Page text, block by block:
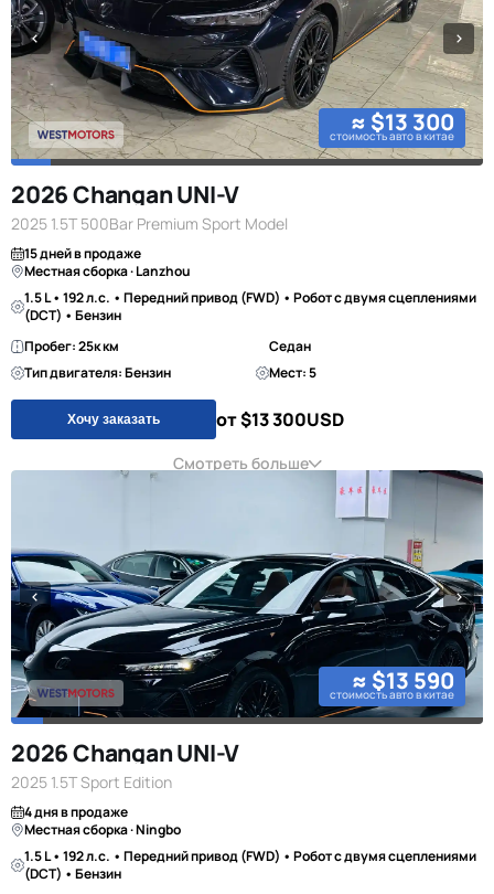
≈ $13 300
стоимость авто в китае
2026 Changan UNI-V
2025 1.5T 500Bar Premium Sport Model
15 дней в продаже
Местная сборка · Lanzhou
1.5 L • 192 л.с. • Передний привод (FWD) • Робот с двумя сцеплениями
(DCT) • Бензин
Пробег: 25к км
Седан
Тип двигателя: Бензин
Мест: 5
Хочу заказать от $13 300USD
Смотреть больше
≈ $13 590
стоимость авто в китае
2026 Changan UNI-V
2025 1.5T Sport Edition
4 дня в продаже
Местная сборка · Ningbo
1.5 L • 192 л.с. • Передний привод (FWD) • Робот с двумя сцеплениями
(DCT) • Бензин